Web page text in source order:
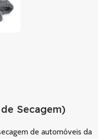
Secagem)
de automóveis da